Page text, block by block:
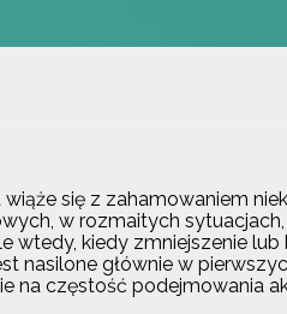
się z zahamowaniem
w rozmaitych
wtedy, kiedy zmniejszenie
nasilone głównie w
na częstość podejmowania